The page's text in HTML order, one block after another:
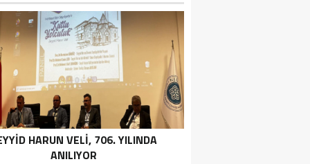
HARUN VELI, 706. YILINDA
ANILIYOR